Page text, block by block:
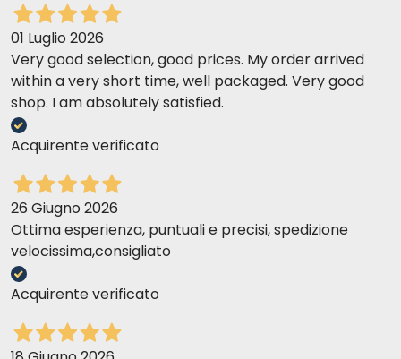
01 Luglio 2026
Very good selection, good prices. My order arrived
within a very short time, well packaged. Very good
shop. I am absolutely satisfied.
Acquirente verificato
26 Giugno 2026
Ottima esperienza, puntuali e precisi, spedizione
velocissima,consigliato
Acquirente verificato